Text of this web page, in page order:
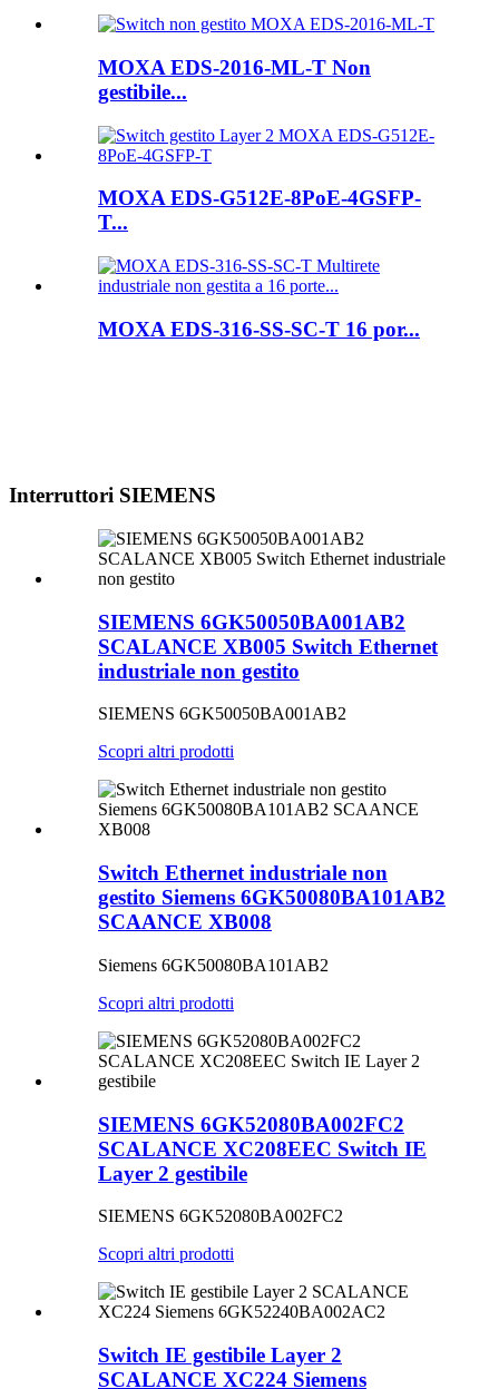
MOXA EDS-2016-ML-T Non
gestibile...
MOXA EDS-G512E-8PoE-4GSFP-
T...
MOXA EDS-316-SS-SC-T 16 por...
Interruttori SIEMENS
SIEMENS 6GK50050BA001AB2
SCALANCE XB005 Switch Ethernet
industriale non gestito
SIEMENS 6GK50050BA001AB2
Scopri altri prodotti
Switch Ethernet industriale non
gestito Siemens 6GK50080BA101AB2
SCAANCE XB008
Siemens 6GK50080BA101AB2
Scopri altri prodotti
SIEMENS 6GK52080BA002FC2
SCALANCE XC208EEC Switch IE
Layer 2 gestibile
SIEMENS 6GK52080BA002FC2
Scopri altri prodotti
Switch IE gestibile Layer 2
SCALANCE XC224 Siemens